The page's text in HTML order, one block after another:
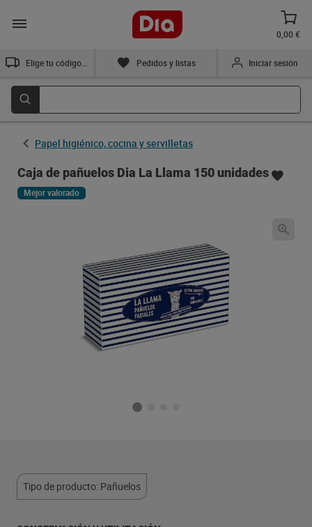
0,00 €
Pedidos y listas Iniciar sesión
Papel higiénico, cocina y servilletas
Caja de pañuelos Dia La Llama 150 unidades
Mejor valorado
Tipo de producto: Pañuelos